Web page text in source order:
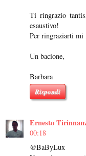
Ti ringrazio
esaustivo!
Per ringraziarti
Un bacione,
Barbara
Rispondi
Ernesto
00:18
@BaByLux